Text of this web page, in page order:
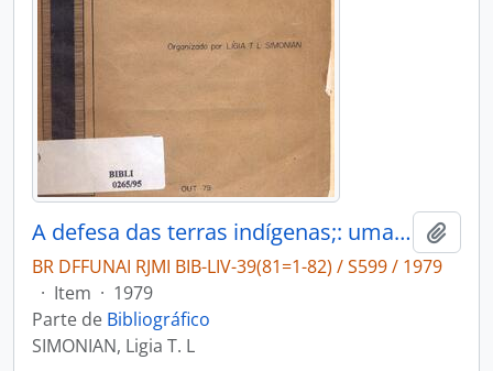
A defesa das terras indígenas;: uma luta de Moysés Westphalen.
BR DFFUNAI RJMI BIB-LIV-39(81=1-82) / S599 / 1979
· Item · 1979
Parte de Bibliográfico
SIMONIAN, Ligia T. L